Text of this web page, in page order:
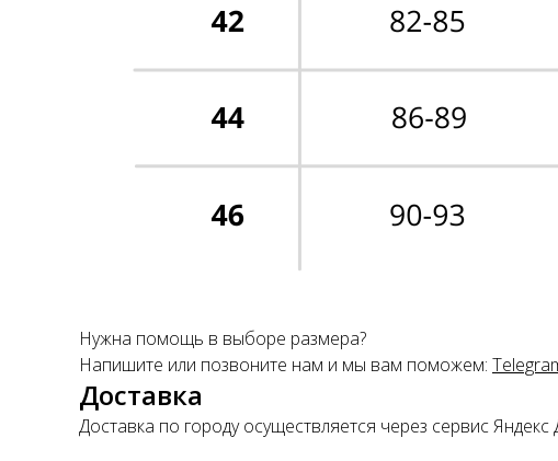
Нужна помощь в выборе размера?
Напишите или позвоните нам и мы вам поможем:
Доставка
Доставка по городу осуществляется через сервис
банка,